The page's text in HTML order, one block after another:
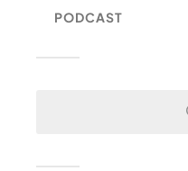
PODCAST